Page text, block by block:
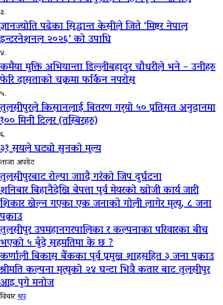
३.
ज्ञानज्योति पढेका सिद्धान्त केसीले जिते ‘मिष्टर नेपाल
इन्टरनेशनल २०२६’ को उपाधि
४.
कमैया मुक्ति अभियान्ता डिल्लीबहादुर चौधरीले भने – उनीहरु
फेरि दासताको चक्रमा फर्किन नपरोस
५.
तुलसीपुरले किसानलाई बितरण गर्‍यो ५० प्रतिसत अनुदानमा
१०० मिनी टिलर (तस्बिरहरु)
६.
३१ सयले घट्यो सुनको मूल्य
ताजा अपडेट
तुलसीपुरबाट रोल्पा जाादै गरेको जिप दुर्घटना
शनिबार बिहानैदेखि बेपत्ता पूर्व मेयरको खोजी कार्य जारी
शिकार खेल्न गएका एक जनाको गोली लागेर मृत्यु, ८ जना
पक्राउ
तुलसीपुर उपमहानगरपालिका र कल्पनाका परिवारका बीच
भएको ५ बुँदे सहमतिमा के छ ?
कर्णाली बिकास बैंकका पूर्व प्रमुख शाहसहित ३ जना पक्राउ
श्रीमति कल्पना मृत्युको २४ घन्टा भित्रै कतार बाट तुलसीपुर
आइ पुगे मनोज
विचारथप